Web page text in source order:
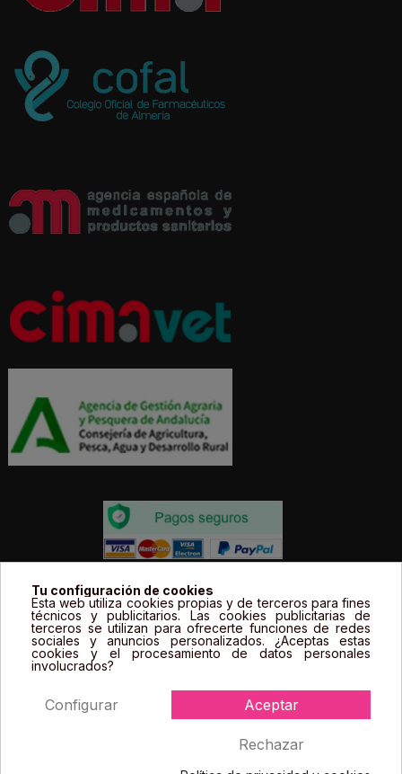
Todos los precios estás expresados en Euros e
incluyen el IVA. | Todas las marcas, logotipos y fotos de
productos son propiedad legal de sus propietarios y
sólo se muestran a título informativo.
Tu configuración de cookies
Esta web utiliza cookies propias y de terceros para fines
técnicos y publicitarios. Las cookies publicitarias de
terceros se utilizan para ofrecerte funciones de redes
sociales y anuncios personalizados. ¿Aceptas estas
cookies y el procesamiento de datos personales
involucrados?
Aceptar
Rechazar
Configurar